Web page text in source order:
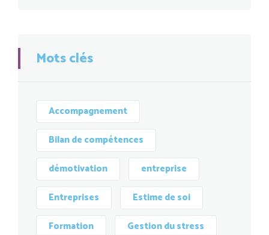
Mots clés
Accompagnement
Bilan de compétences
démotivation
entreprise
Entreprises
Estime de soi
Formation
Gestion du stress